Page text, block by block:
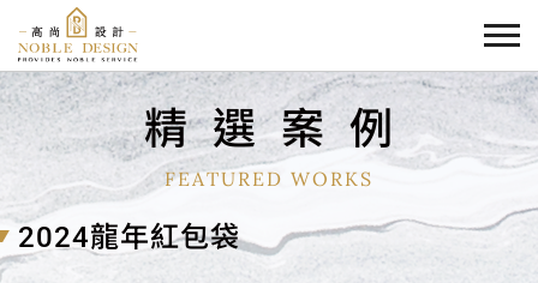
精 選 案 例
FEATURED WORKS
2024龍年紅包袋